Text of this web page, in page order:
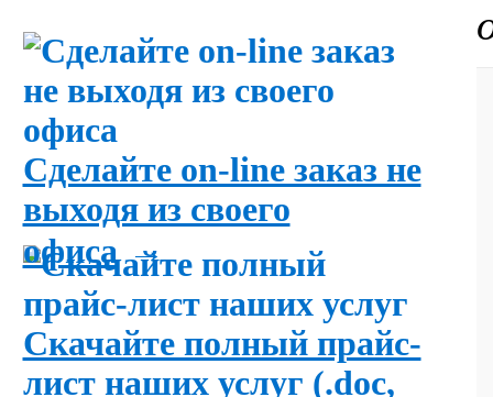
Сделайте on-line заказ не
выходя из своего
офиса→
Скачайте полный прайс-
лист наших услуг (.doc,